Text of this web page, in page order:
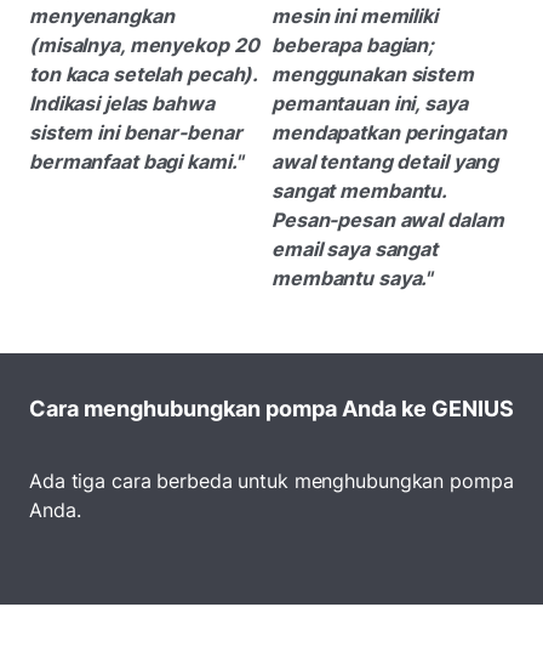
menyenangkan
(misalnya, menyekop 20
ton kaca setelah pecah).
Indikasi jelas bahwa
sistem ini benar-benar
bermanfaat bagi kami."
mesin ini memiliki
beberapa bagian;
menggunakan sistem
pemantauan ini, saya
mendapatkan peringatan
awal tentang detail yang
sangat membantu.
Pesan-pesan awal dalam
email saya sangat
membantu saya."
Cara menghubungkan pompa Anda ke GENIUS
Ada tiga cara berbeda untuk menghubungkan pompa
Anda.